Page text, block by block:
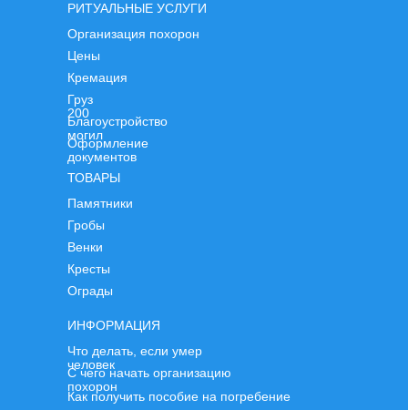
РИТУАЛЬНЫЕ УСЛУГИ
ТОВАРЫ
ИНФОРМАЦИЯ
Организация похорон
Цены
Кремация
Груз
200
Благоустройство
могил
Оформление
документов
Памятники
Гробы
Венки
Кресты
Ограды
Что делать, если умер
человек
С чего начать организацию
похорон
Как получить пособие на погребение